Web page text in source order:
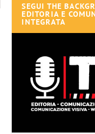
SEGUI THE
EDITORIA E
INTEGRATA